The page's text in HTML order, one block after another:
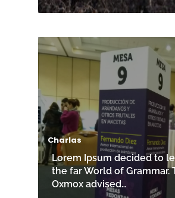
Charlas
Lorem Ipsum decided to
the far World of Grammar.
Oxmox advised…